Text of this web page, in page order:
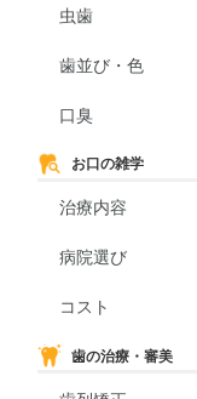
虫歯
歯並び・色
口臭
お口の雑学
治療内容
病院選び
コスト
歯の治療・審美